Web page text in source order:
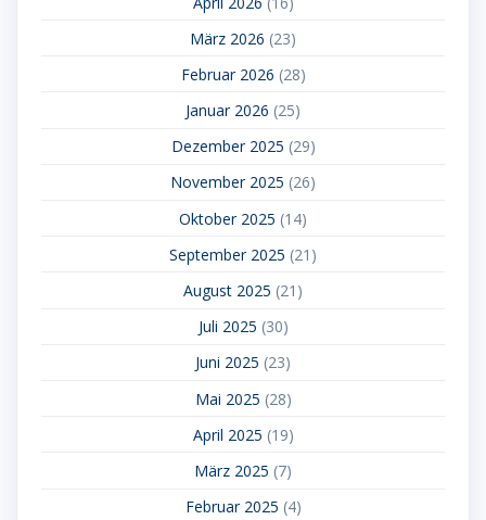
März 2026 (23)
Februar 2026 (28)
Januar 2026 (25)
Dezember 2025 (29)
November 2025 (26)
Oktober 2025 (14)
September 2025 (21)
August 2025 (21)
Juli 2025 (30)
Juni 2025 (23)
Mai 2025 (28)
April 2025 (19)
März 2025 (7)
Februar 2025 (4)